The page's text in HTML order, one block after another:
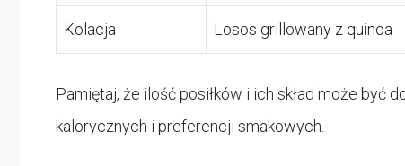
Kolacja Losos grillowany z quinoa
Pamiętaj, że ilość posiłków i ich skład może
kalorycznych i preferencji smakowych.